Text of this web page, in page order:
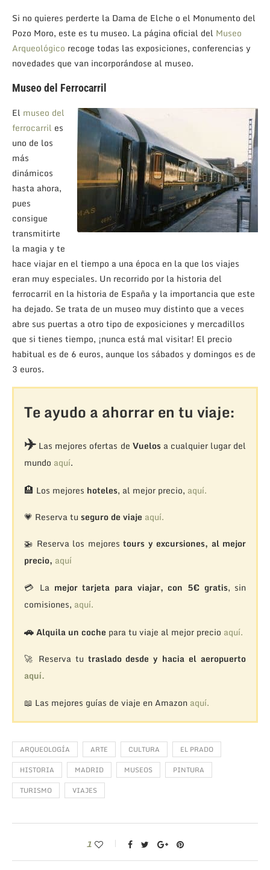
Si no quieres perderte la Dama de Elche o el Monumento del
Pozo Moro, este es tu museo. La página oficial del Museo
Arqueológico recoge todas las exposiciones, conferencias y
novedades que van incorporándose al museo.
Museo del Ferrocarril
El museo del
ferrocarril es
uno de los
más
dinámicos
hasta ahora,
pues
consigue
transmitirte
la magia y te
hace viajar en el tiempo a una época en la que los viajes
eran muy especiales. Un recorrido por la historia del
ferrocarril en la historia de España y la importancia que este
ha dejado. Se trata de un museo muy distinto que a veces
abre sus puertas a otro tipo de exposiciones y mercadillos
que si tienes tiempo, ¡nunca está mal visitar! El precio
habitual es de 6 euros, aunque los sábados y domingos es de
3 euros.
Te ayudo a ahorrar en tu viaje:
✈️Las mejores ofertas de Vuelosa cualquier lugar del
mundo aquí.
🏨 Los mejores hoteles, al mejor precio, aquí.
💗 Reserva tu seguro de viaje aquí.
🚁 Reserva los mejorestours y excursiones, al mejor
precio, aquí
💳 La mejor tarjeta para viajar, con 5€ gratis, sin
comisiones, aquí.
🚗Alquila un coche para tu viaje al mejor precio aquí.
🚀 Reserva tu traslado desde y hacia el aeropuerto
aquí.
📖 Las mejores guías de viaje en Amazon aquí.
ARQUEOLOGÍA ARTE CULTURA
EL PRADO
HISTORIA
MADRID MUSEOS
PINTURA
TURISMO
VIAJES
1